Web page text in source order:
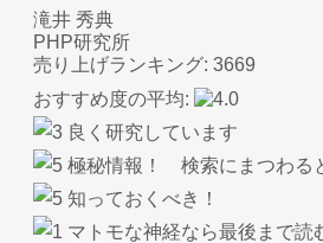
滝井 秀典
PHP研究所
売り上げランキング: 3669
おすすめ度の平均:
良く研究しています
極秘情報！ 検索にまつわる
知っておくべき！
マトモな神経なら最後まで読